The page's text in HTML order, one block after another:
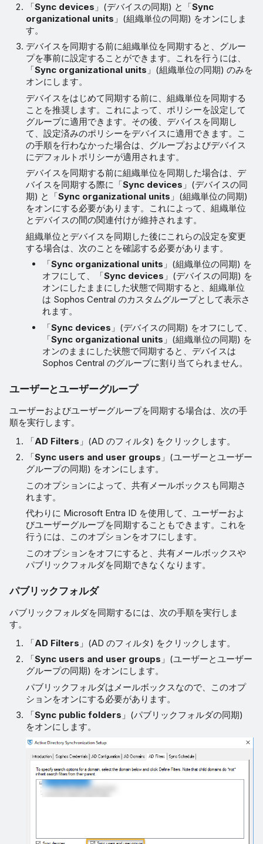
「Sync devices 」(デバイスの同期) と「Sync
organizational units 」(組織単位の同期) をオンにしま
す。
デバイスを同期する前に組織単位を同期すると、グルー
プを事前に設定することができます。これを行うには、
「Sync organizational units 」(組織単位の同期) のみを
オンにします。
デバイスをはじめて同期する前に、組織単位を同期する
ことを推奨します。これによって、ポリシーを設定して
グループに適用できます。その後、デバイスを同期し
て、設定済みのポリシーをデバイスに適用できます。こ
の手順を行わなかった場合は、グループおよびデバイス
にデフォルトポリシーが適用されます。
デバイスを同期する前に組織単位を同期した場合は、デ
バイスを同期する際に「Sync devices 」(デバイスの同
期) と「Sync organizational units 」(組織単位の同期)
をオンにする必要があります。これによって、組織単位
とデバイスの間の関連付けが維持されます。
組織単位とデバイスを同期した後にこれらの設定を変更
する場合は、次のことを確認する必要があります。
「Sync organizational units 」(組織単位の同期) を
オフにして、「Sync devices 」(デバイスの同期) を
オンにしたままにした状態で同期すると、組織単位
は Sophos Central のカスタムグループとして表示さ
れます。
「Sync devices 」(デバイスの同期) をオフにして、
「Sync organizational units 」(組織単位の同期) を
オンのままにした状態で同期すると、デバイスは
Sophos Central のグループに割り当てられません。
ユーザーとユーザーグループ
ユーザーおよびユーザーグループを同期する場合は、次の手
順を実行します。
「AD Filters 」(AD のフィルタ) をクリックします。
「Sync users and user groups 」(ユーザーとユーザー
グループの同期) をオンにします。
このオプションによって、共有メールボックスも同期さ
れます。
代わりに Microsoft Entra ID を使用して、ユーザーおよ
びユーザーグループを同期することもできます。これを
行うには、このオプションをオフにします。
このオプションをオフにすると、共有メールボックスや
パブリックフォルダを同期できなくなります。
パブリックフォルダ
パブリックフォルダを同期するには、次の手順を実行しま
す。
「AD Filters 」(AD のフィルタ) をクリックします。
「Sync users and user groups 」(ユーザーとユーザー
グループの同期) をオンにします。
パブリックフォルダはメールボックスなので、このオプ
ションをオンにする必要があります。
「Sync public folders 」(パブリックフォルダの同期)
をオンにします。